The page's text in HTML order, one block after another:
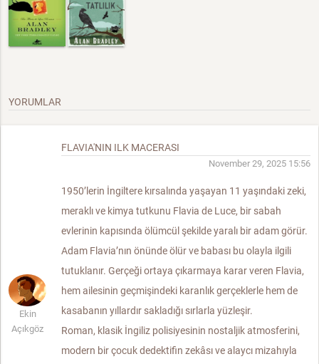
YORUMLAR
Ekin
Açıkgöz
FLAVIA'NIN ILK MACERASI
November 29, 2025 15:56
1950’lerin İngiltere kırsalında yaşayan 11 yaşındaki zeki,
meraklı ve kimya tutkunu Flavia de Luce, bir sabah
evlerinin kapısında ölümcül şekilde yaralı bir adam görür.
Adam Flavia’nın önünde ölür ve babası bu olayla ilgili
tutuklanır. Gerçeği ortaya çıkarmaya karar veren Flavia,
hem ailesinin geçmişindeki karanlık gerçeklerle hem de
kasabanın yıllardır sakladığı sırlarla yüzleşir.
Roman, klasik İngiliz polisiyesinin nostaljik atmosferini,
modern bir çocuk dedektifin zekâsı ve alaycı mizahıyla